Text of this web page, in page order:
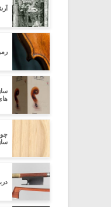
های ۱۷۳۰